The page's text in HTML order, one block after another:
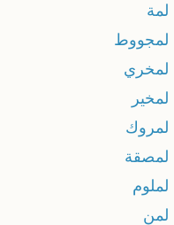
لمة
لمجووط
لمخري
لمخير
لمروك
لمصقة
لملوم
لمن